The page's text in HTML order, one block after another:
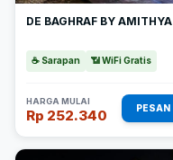
DE BAGHRAF BY AMITHYA
☕ Sarapan 📶 WiFi Gratis
HARGA MULAI
Rp 252.340 PESAN